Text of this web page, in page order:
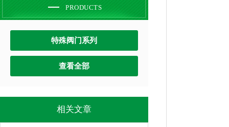
PRODUCTS
特殊阀门系列
查看全部
相关文章